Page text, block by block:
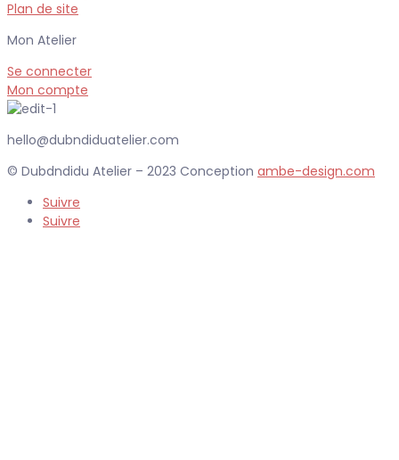
Plan de site
Mon Atelier
Se connecter
Mon compte
hello@dubndiduatelier.com
© Dubdndidu Atelier – 2023 Conception ambe-design.com
Suivre
Suivre